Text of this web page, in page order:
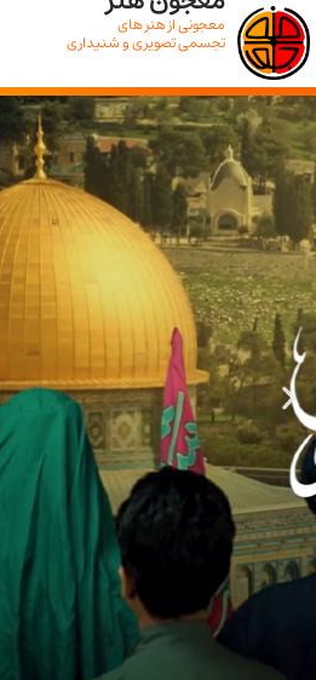
معجونی از هنر های
تجسمی تصویری و شنیداری